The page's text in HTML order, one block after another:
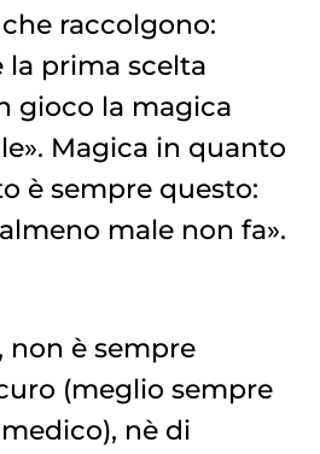
raccolgono:
la prima scelta
gioco la magica
Magica in quanto
è sempre questo:
male non fa».
non è sempre
(meglio sempre
nè di